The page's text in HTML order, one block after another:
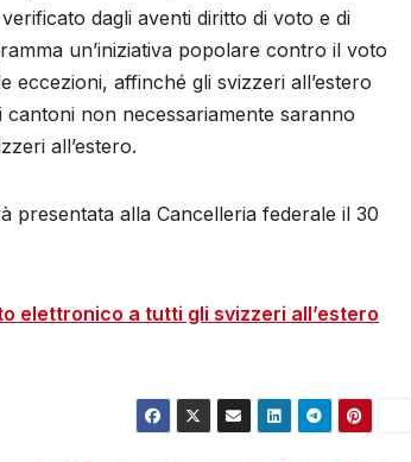
dagli aventi diritto di voto e di
un’iniziativa popolare contro il voto
affinché gli svizzeri all’estero
non necessariamente saranno
all’estero.
presentata alla Cancelleria federale il 30
elettronico a tutti gli svizzeri all’estero